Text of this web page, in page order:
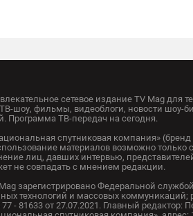
сетевое издание TV Mag для
шоу, фильмы, видеоблоги, новости шоу-
Программа ТВ-передач на сегодня.
спутниковая компания» (бренд
материалов возможно только с
лиц, давших интервью,
не совпадать с мнением редакции.
зарегистрировано Федеральной
технологий и массовых коммуникаций;
- 81633 от 27.07.2021. Главный редактор: